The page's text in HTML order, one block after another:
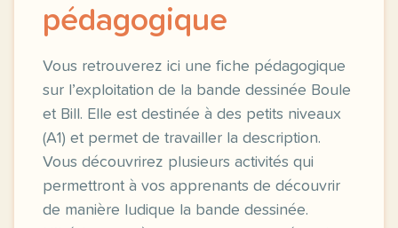
pédagogique
Vous retrouverez ici une fiche pédagogique
sur l’exploitation de la bande dessinée Boule
et Bill. Elle est destinée à des petits niveaux
(A1) et permet de travailler la description.
Vous découvrirez plusieurs activités qui
permettront à vos apprenants de découvrir
de manière ludique la bande dessinée.